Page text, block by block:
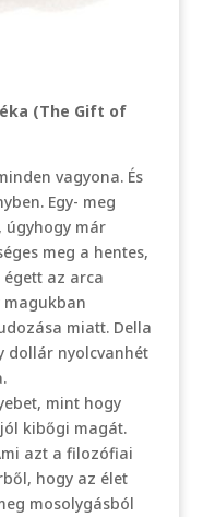
(The Gift of
vagyona. És
Egy- meg
úgyhogy már
meg a hentes,
az arca
magukban
miatt. Della
dollár nyolcvanhét
mint hogy
kibőgi magát.
azt a filozófiai
hogy az élet
mosolygásból